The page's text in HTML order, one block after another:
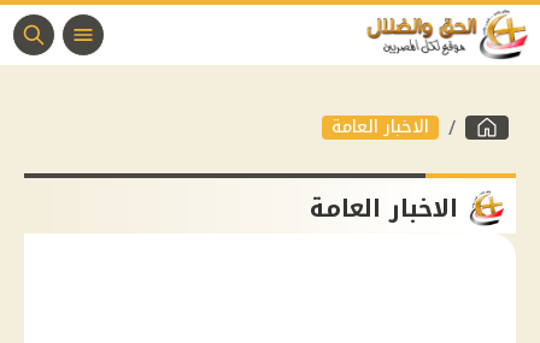
الاخبار العامة
الاخبار العامة